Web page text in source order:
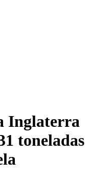
Inglaterra
toneladas